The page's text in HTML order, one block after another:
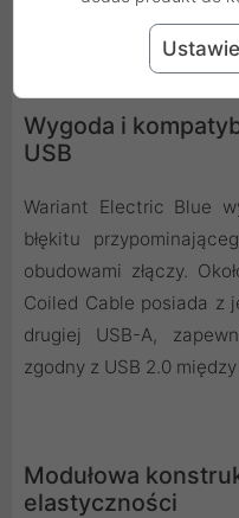
Wygoda i
USB
Wariant Electric Blue
błękitu
obudowami złączy.
Coiled Cable posiada z
drugiej USB-A,
zgodny z USB 2.0
Modułowa
elastyczności